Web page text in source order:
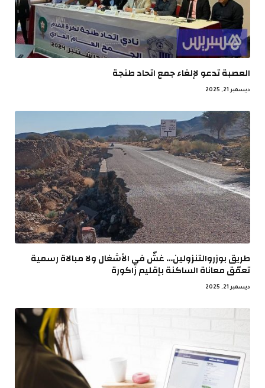
العصبة تدعو لإلغاء جمع اتحاد طنجة
ديسمبر 21, 2025
طريق بوزروالتنزولين… غشّ في الأشغال ولا مبالاة رسمية
تعمّق معاناة الساكنة بإقليم زاكورة
ديسمبر 21, 2025